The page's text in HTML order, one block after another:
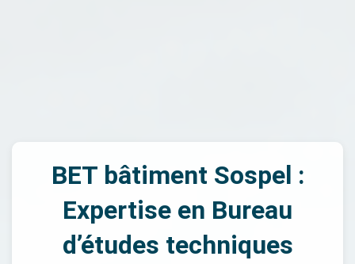
BET bâtiment Sospel :
Expertise en Bureau
d’études techniques